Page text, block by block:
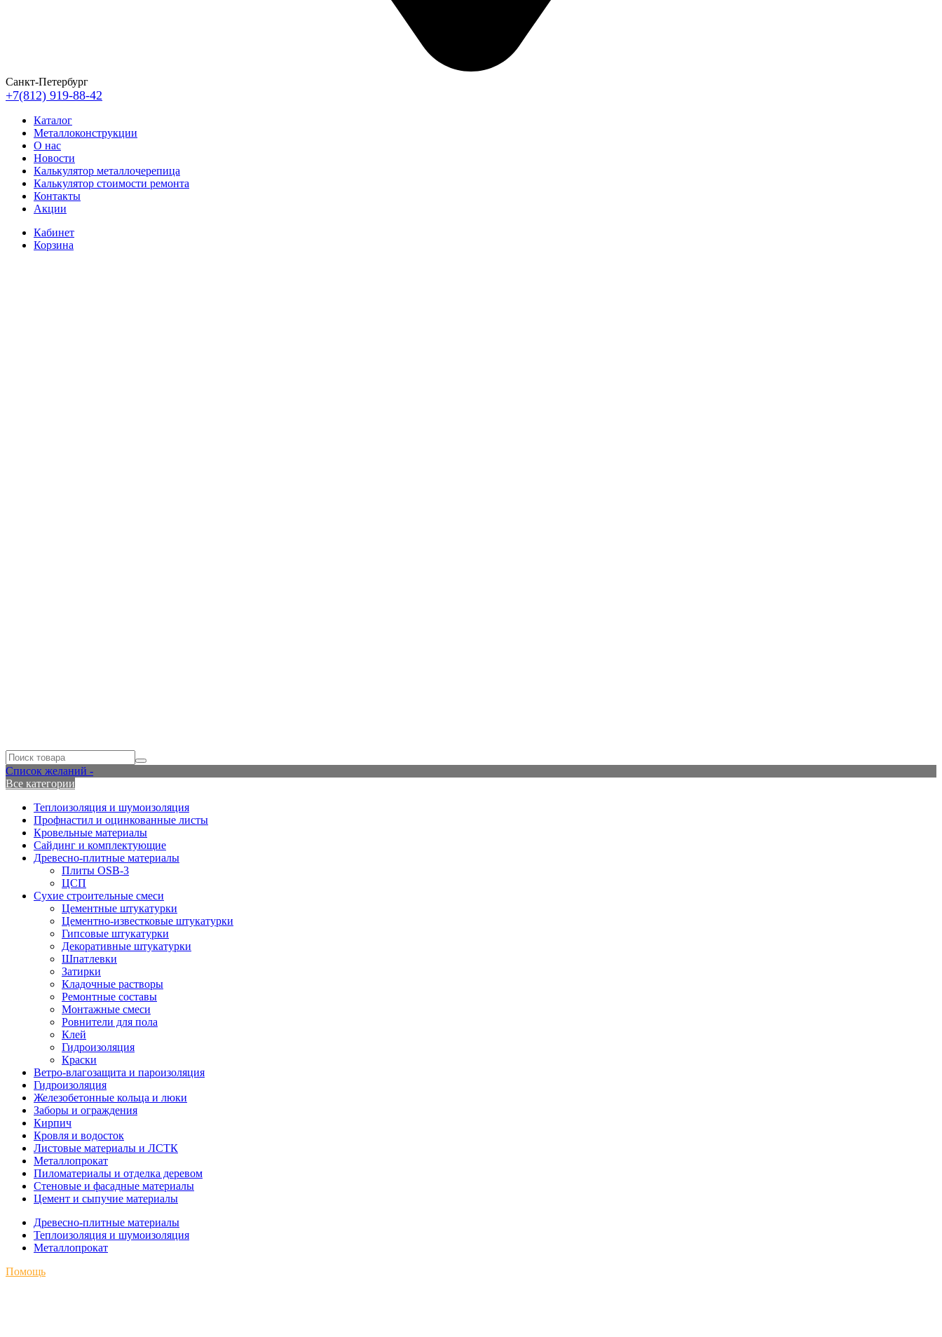
Санкт-Петербург
+7(812) 919-88-42
Каталог
Металлоконструкции
О нас
Новости
Калькулятор металлочерепица
Калькулятор стоимости ремонта
Контакты
Акции
Кабинет
Корзина
Список желаний -
Все категории
Теплоизоляция и шумоизоляция
Профнастил и оцинкованные листы
Кровельные материалы
Сайдинг и комплектующие
Древесно-плитные материалы
Плиты OSB-3
ЦСП
Сухие строительные смеси
Цементные штукатурки
Цементно-известковые штукатурки
Гипсовые штукатурки
Декоративные штукатурки
Шпатлевки
Затирки
Кладочные растворы
Ремонтные составы
Монтажные смеси
Ровнители для пола
Клей
Гидроизоляция
Краски
Ветро-влагозащита и пароизоляция
Гидроизоляция
Железобетонные кольца и люки
Заборы и ограждения
Кирпич
Кровля и водосток
Листовые материалы и ЛСТК
Металлопрокат
Пиломатериалы и отделка деревом
Стеновые и фасадные материалы
Цемент и сыпучие материалы
Древесно-плитные материалы
Теплоизоляция и шумоизоляция
Металлопрокат
Помощь